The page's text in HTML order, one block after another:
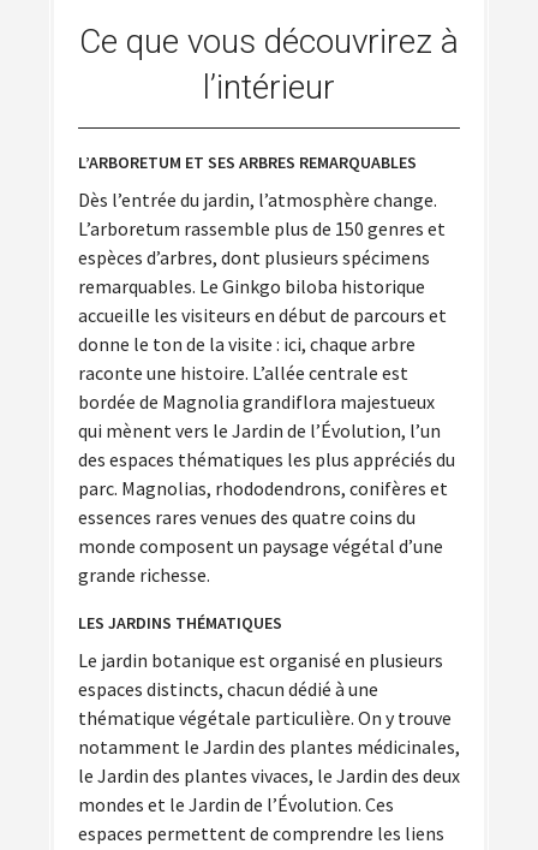
Ce que vous découvrirez à
l’intérieur
L’ARBORETUM ET SES ARBRES REMARQUABLES
Dès l’entrée du jardin, l’atmosphère change.
L’arboretum rassemble plus de 150 genres et
espèces d’arbres, dont plusieurs spécimens
remarquables. Le Ginkgo biloba historique
accueille les visiteurs en début de parcours et
donne le ton de la visite : ici, chaque arbre
raconte une histoire. L’allée centrale est
bordée de Magnolia grandiflora majestueux
qui mènent vers le Jardin de l’Évolution, l’un
des espaces thématiques les plus appréciés du
parc. Magnolias, rhododendrons, conifères et
essences rares venues des quatre coins du
monde composent un paysage végétal d’une
grande richesse.
LES JARDINS THÉMATIQUES
Le jardin botanique est organisé en plusieurs
espaces distincts, chacun dédié à une
thématique végétale particulière. On y trouve
notamment le Jardin des plantes médicinales,
le Jardin des plantes vivaces, le Jardin des deux
mondes et le Jardin de l’Évolution. Ces
espaces permettent de comprendre les liens